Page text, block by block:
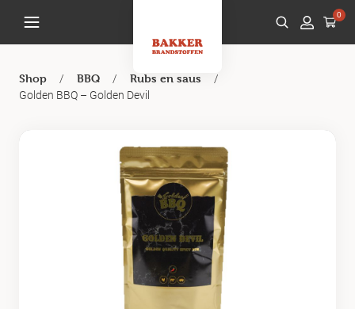
0
Shop / BBQ / Rubs en saus
/
Golden BBQ – Golden Devil